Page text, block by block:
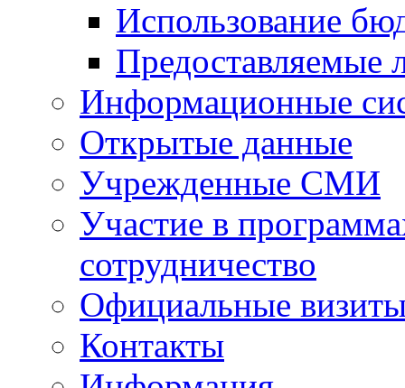
Использование
Предоставляемые
Информационные
Открытые данные
Учрежденные СМИ
Участие в
сотрудничество
Официальные
Контакты